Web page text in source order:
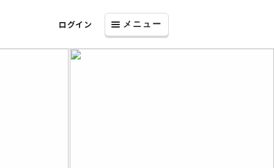
ログイン メニュー